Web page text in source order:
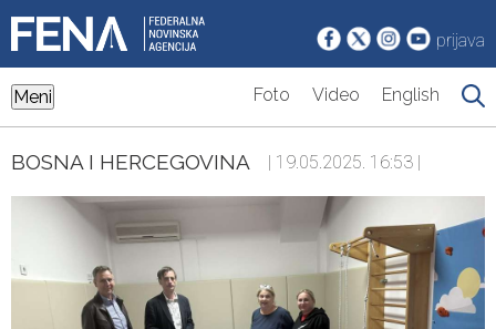
prijava
Meni Foto Video English
BOSNA I HERCEGOVINA | 19.05.2025. 16:53 |